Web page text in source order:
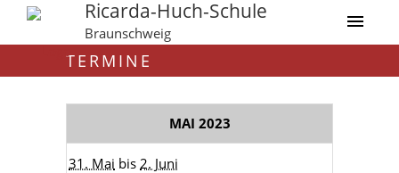
Ricarda-Huch-Schule
Braunschweig
TERMINE
MAI 2023
31. Mai bis 2. Juni